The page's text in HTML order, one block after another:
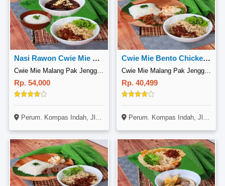
Nasi Rawon Cwie Mie Malang
Cwie Mie Malang Pak Jenggot, Tambun Selatan
Rp. 54,000
Perum. Kompas Indah, Jl. Alamanda Raya B3 No. 8, Tambun Selatan, Bekasi
Cwie Mie Bento Chicken Teriyaki
Cwie Mie Malang Pak Jenggot, Tambun Selatan
Rp. 40,499
Perum. Kompas Indah, Jl. Alamanda Raya B3 No. 8, Tambun Selatan, Bekasi